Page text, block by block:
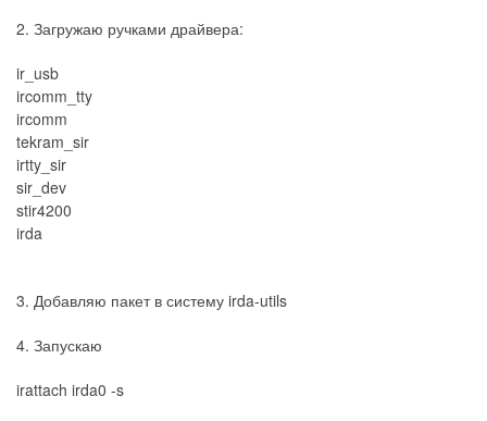
2. Загружаю ручками драйвера:
ir_usb
ircomm_tty
ircomm
tekram_sir
irtty_sir
sir_dev
stir4200
irda
3. Добавляю пакет в систему irda-utils
4. Запускаю
irattach irda0 -s